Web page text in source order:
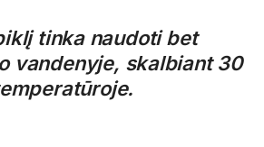
tinka naudoti bet
vandenyje, skalbiant30